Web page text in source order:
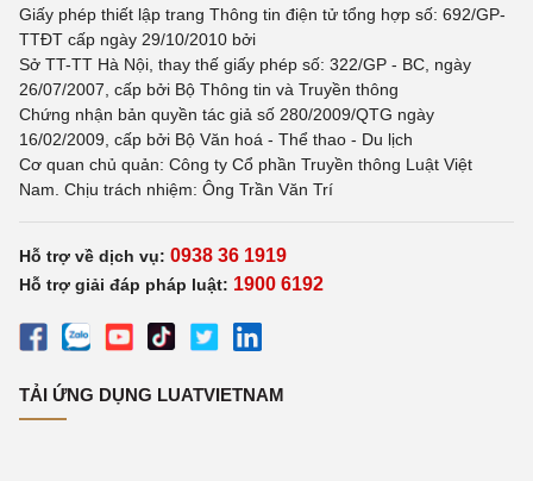
Giấy phép thiết lập trang Thông tin điện tử tổng hợp số: 692/GP-
TTĐT cấp ngày 29/10/2010 bởi
Sở TT-TT Hà Nội, thay thế giấy phép số: 322/GP - BC, ngày
26/07/2007, cấp bởi Bộ Thông tin và Truyền thông
Chứng nhận bản quyền tác giả số 280/2009/QTG ngày
16/02/2009, cấp bởi Bộ Văn hoá - Thể thao - Du lịch
Cơ quan chủ quản: Công ty Cổ phần Truyền thông Luật Việt
Nam. Chịu trách nhiệm: Ông Trần Văn Trí
Hỗ trợ về dịch vụ: 0938 36 1919
Hỗ trợ giải đáp pháp luật: 1900 6192
TẢI ỨNG DỤNG LUATVIETNAM